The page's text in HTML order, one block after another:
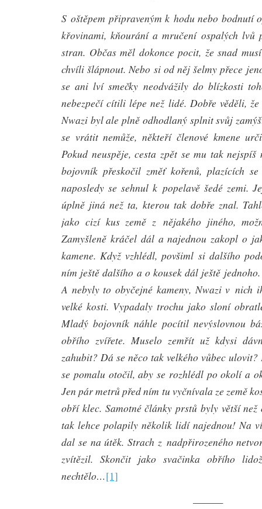
S oštěpem připraveným k hodu nebo bodnutí
křovinami, kňourání a mručení ospalých lvů
stran. Občas měl dokonce pocit, že snad
chvíli šlápnout. Nebo si od něj šelmy přece
se ani lví smečky neodvážily do blízkosti
nebezpečí cítili lépe než lidé. Dobře věděli,
Nwazi byl ale plně odhodlaný splnit svůj
se vrátit nemůže, někteří členové kmene
Pokud neuspěje, cesta zpět se mu tak
bojovník přeskočil změť kořenů, plazících
naposledy se sehnul k popelavě šedé zemi.
úplně jiná než ta, kterou tak dobře znal.
jako cizí kus země z nějakého jiného,
Zamyšleně kráčel dál a najednou zakopl o
kamene. Když vzhlédl, povšiml si dalšího
ním ještě dalšího a o kousek dál ještě
A nebyly to obyčejné kameny, Nwazi v nich
velké kosti. Vypadaly trochu jako sloní
Mladý bojovník náhle pocítil nevýslovnou
obřího zvířete. Muselo zemřít už kdysi
zahubit? Dá se něco tak velkého vůbec
se pomalu otočil, aby se rozhlédl po okolí a
Jen pár metrů před ním tu vyčnívala ze země
obří klec. Samotné články prstů byly větší
tak lehce polapily několik lidí najednou! Na
dal se na útěk. Strach z nadpřirozeného
zvítězil. Skončit jako svačinka obřího
nechtělo…[1]
———